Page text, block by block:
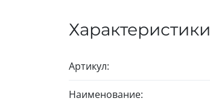
Характеристики
Артикул:
Наименование: